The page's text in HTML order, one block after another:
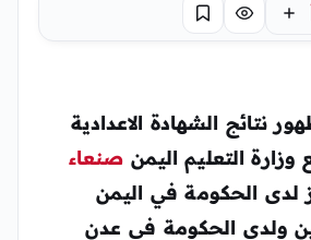
تركيز حفظ
نتائج الشهادة الاعدادية
التعليم اليمن صنعاء
لدى الحكومة في اليمن
ولدى الحكومة في عدن